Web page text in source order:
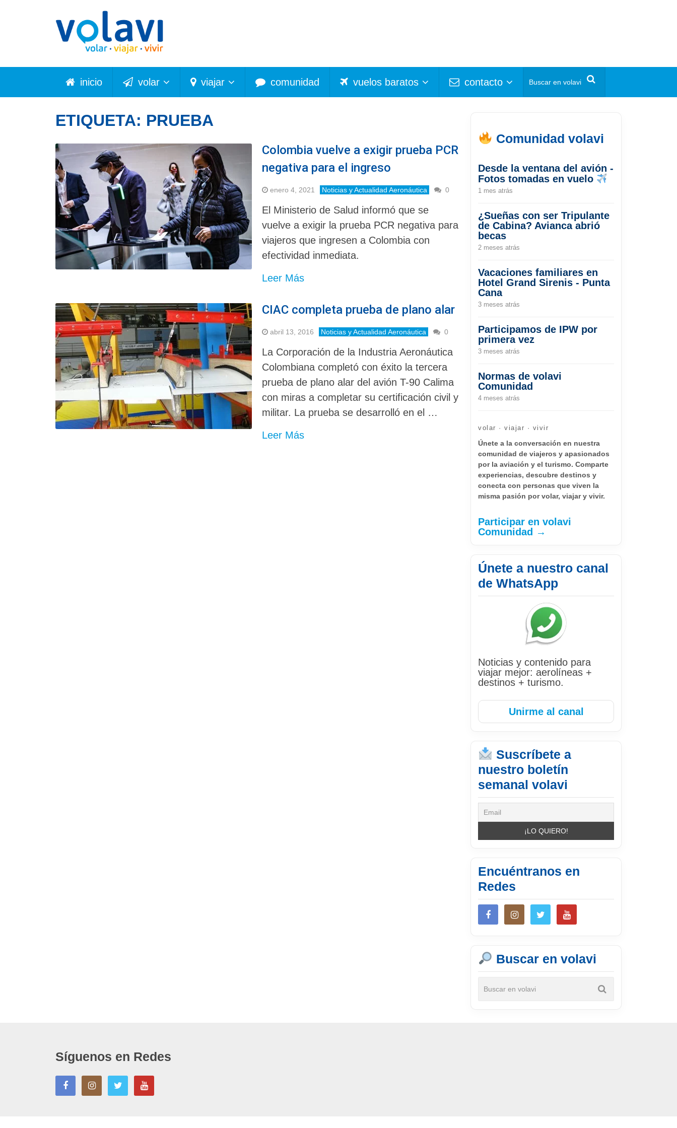
inicio volar viajar comunidad vuelos baratos contacto
ETIQUETA: PRUEBA
Colombia vuelve a exigir prueba PCR
negativa para el ingreso
enero 4, 2021 Noticias y Actualidad Aeronáutica 0
El Ministerio de Salud informó que se
vuelve a exigir la prueba PCR negativa para
viajeros que ingresen a Colombia con
efectividad inmediata.
Leer Más
CIAC completa prueba de plano alar
abril 13, 2016 Noticias y Actualidad Aeronáutica 0
La Corporación de la Industria Aeronáutica
Colombiana completó con éxito la tercera
prueba de plano alar del avión T-90 Calima
con miras a completar su certificación civil y
militar. La prueba se desarrolló en el …
Leer Más
Comunidad volavi
Desde la ventana del avión -
Fotos tomadas en vuelo
1 mes atrás
¿Sueñas con ser Tripulante
de Cabina? Avianca abrió
becas
2 meses atrás
Vacaciones familiares en
Hotel Grand Sirenis - Punta
Cana
3 meses atrás
Participamos de IPW por
primera vez
3 meses atrás
Normas de volavi
Comunidad
4 meses atrás
volar · viajar · vivir
Únete a la conversación en nuestra
comunidad de viajeros y apasionados
por la aviación y el turismo. Comparte
experiencias, descubre destinos y
conecta con personas que viven la
misma pasión por volar, viajar y vivir.
Participar en volavi
Comunidad →
Únete a nuestro canal
de WhatsApp
Noticias y contenido para
viajar mejor: aerolíneas +
destinos + turismo.
Unirme al canal
Suscríbete a
nuestro boletín
semanal volavi
Encuéntranos en
Redes
Buscar en volavi
Síguenos en Redes